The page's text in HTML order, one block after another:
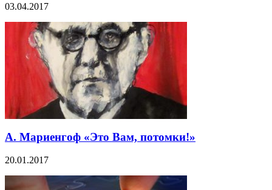
03.04.2017
А. Мариенгоф «Это Вам, потомки!»
20.01.2017